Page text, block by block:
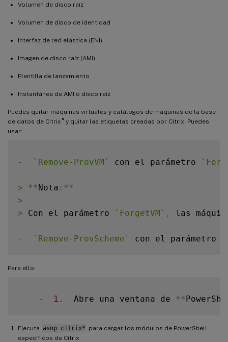
Volumen de disco raíz
Volumen de disco de identidad
Interfaz de red elástica (ENI)
Imagen de disco raíz (AMI)
Plantilla de lanzamiento
Instantánea de AMI o disco raíz
Puedes quitar máquinas virtuales y catálogos de máquinas de la base
de datos de Citrix ®y quitar las etiquetas creadas por Citrix. Puedes
usar:
- ` Remove-ProvVM` con el parámetro `
> **Nota : **
>
> Con el parámetro ` ForgetVM` , las
- ` Remove-ProvScheme` con el parámetro
Para ello:
- 1.
  Abre una ventana de
**
Ejecuta asnp citrix* para cargar los módulos de PowerShell
específicos de Citrix.